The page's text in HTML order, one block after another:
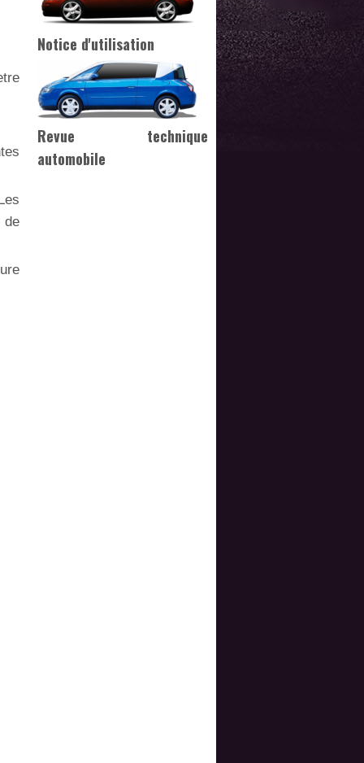
de
Notice d'utilisation
Revue technique
automobile